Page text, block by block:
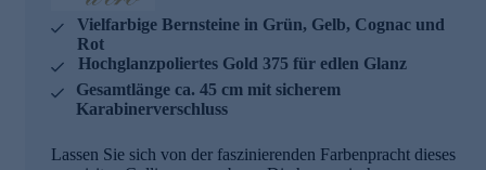
Vielfarbige Bernsteine in Grün, Gelb, Cognac und
Rot
Hochglanzpoliertes Gold 375 für edlen Glanz
Gesamtlänge ca. 45 cm mit sicherem
Karabinerverschluss
Lassen Sie sich von der faszinierenden Farbenpracht dieses